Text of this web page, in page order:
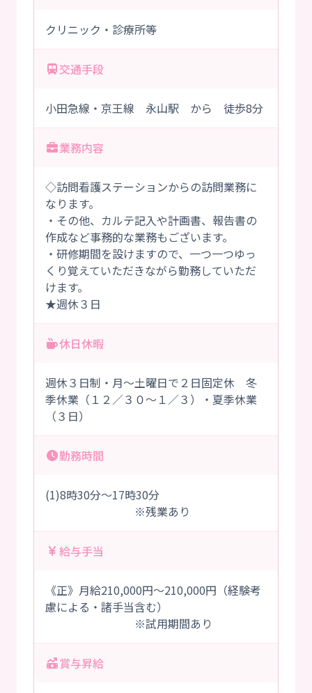
クリニック・診療所等
交通手段
小田急線・京王線 永山駅 から 徒歩8分
業務内容
◇訪問看護ステーションからの訪問業務に
なります。
・その他、カルテ記入や計画書、報告書の
作成など事務的な業務もございます。
・研修期間を設けますので、一つ一つゆっ
くり覚えていただきながら勤務していただ
けます。
★週休３日
休日休暇
週休３日制・月～土曜日で２日固定休 冬
季休業（１２／３０～１／３）・夏季休業
（３日）
勤務時間
(1)8時30分～17時30分
※残業あり
給与手当
《正》月給210,000円～210,000円（経験考
慮による・諸手当含む）
※試用期間あり
賞与昇給